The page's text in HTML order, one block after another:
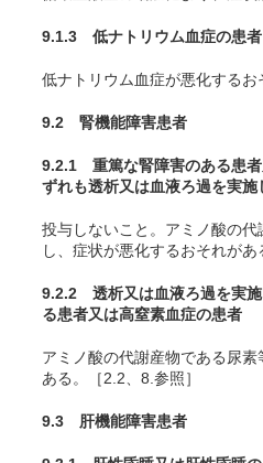
9.1.3 低ナトリウム血症の患者
低ナトリウム血症が悪化するお
9.2 腎機能障害患者
9.2.1 重篤な腎障害のある患
ずれも透析又は血液ろ過を実施
投与しないこと。アミノ酸の
し、症状が悪化するおそれがあ
9.2.2 透析又は血液ろ過を実
る患者又は高窒素血症の患者
アミノ酸の代謝産物である尿
ある。［2.2、8.参照］
9.3 肝機能障害患者